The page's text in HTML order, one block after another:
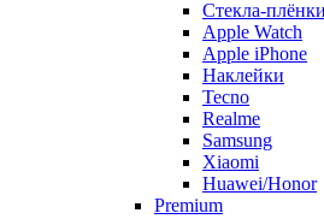
Стекла-
Apple Watch
Apple iPhone
Наклейки
Tecno
Realme
Samsung
Xiaomi
Huawei/Honor
Premium